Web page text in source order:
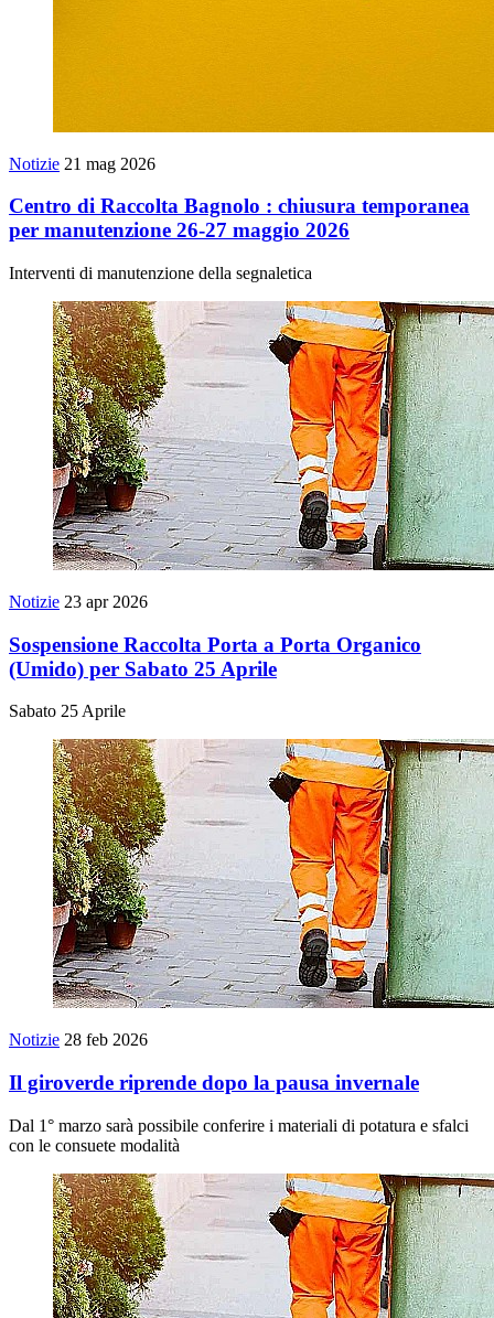
Notizie 21 mag 2026
Centro di Raccolta Bagnolo : chiusura temporanea
per manutenzione 26-27 maggio 2026
Interventi di manutenzione della segnaletica
Notizie 23 apr 2026
Sospensione Raccolta Porta a Porta Organico
(Umido) per Sabato 25 Aprile
Sabato 25 Aprile
Notizie 28 feb 2026
Il giroverde riprende dopo la pausa invernale
Dal 1° marzo sarà possibile conferire i materiali di potatura e sfalci
con le consuete modalità